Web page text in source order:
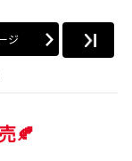
ジ
🍂